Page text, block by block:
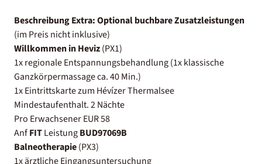
Beschreibung Extra:Optional buchbare Zusatzleistungen
(im Preis nicht inklusive)
Willkommen in Heviz(PX1)
1x regionale Entspannungsbehandlung (1x klassische
Ganzkörpermassage ca. 40 Min.)
1x Eintrittskarte zum Hévízer Thermalsee
Mindestaufenthalt. 2 Nächte
Pro Erwachsener EUR 58
AnfFITLeistungBUD97069B
Balneotherapie(PX3)
1x ärztliche Eingangsuntersuchung